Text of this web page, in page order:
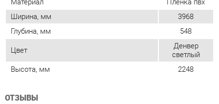
Высота, мм
2248
ОТЗЫВЫ
Пока нет отзывов, поделитесь первым своим мнением.